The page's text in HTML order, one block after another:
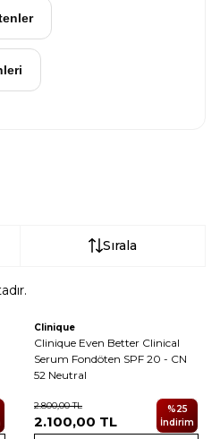
Sırala
Yeni
Clinique
Clinique Even Better Clinical
Serum Fondöten SPF 20 - CN
52 Neutral
2.800,00TL
2.100,00 TL
%25
İndirim